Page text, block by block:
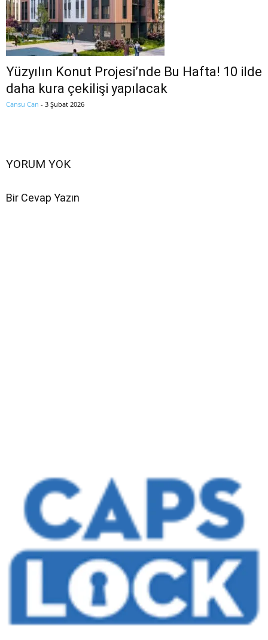
Yüzyılın Konut Projesi’nde Bu Hafta! 10 ilde
daha kura çekilişi yapılacak
Cansu Can - 3 Şubat 2026
YORUM YOK
Bir Cevap Yazın